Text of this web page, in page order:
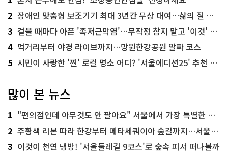
2 장애인 맞춤형 보조기기 최대 3년간 무상 대여…삶의 질 높인다
3 걸을 때마다 아픈 '족저근막염'…무작정 참지 말고 '이것' 해보세요!
4 먹거리부터 야경 라이브까지…망원한강공원 알짜 코스
5 시민이 사랑한 '찐' 로컬 명소 어디? '서울에디션25' 추천 코스
많이 본 뉴스
1 "편의점인데 아무것도 안 팔아요" 서울에서 가장 특별한 편의점의 정체
2 주황색 리본 따라 한강부터 메타세쿼이아 숲길까지…서울둘레길 15코스
3 이것이 천연 냉방! '서울둘레길 9코스'로 숲속 피서 떠나볼까